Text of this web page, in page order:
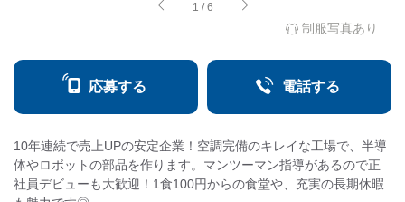
1 /6
制服写真あり
応募する 電話する
10年連続で売上UPの安定企業！空調完備のキレイな工場で、半導
体やロボットの部品を作ります。マンツーマン指導があるので正
社員デビューも大歓迎！1食100円からの食堂や、充実の長期休暇